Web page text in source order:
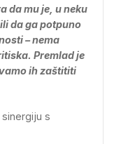
da mu je, u neku
da ga potpuno
– nema
Premlad je
ih zaštititi
s